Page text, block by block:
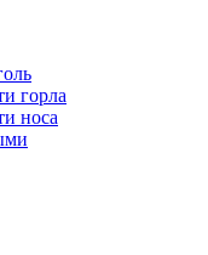
горла
носа